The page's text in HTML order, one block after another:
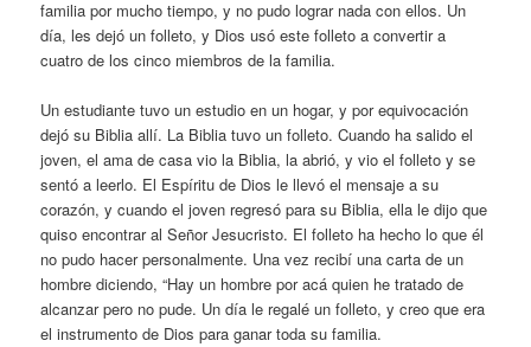
familia por mucho tiempo, y no pudo lograr nada con ellos. Un
día, les dejó un folleto, y Dios usó este folleto a convertir a
cuatro de los cinco miembros de la familia.
Un estudiante tuvo un estudio en un hogar, y por equivocación
dejó su Biblia allí. La Biblia tuvo un folleto. Cuando ha salido el
joven, el ama de casa vio la Biblia, la abrió, y vio el folleto y se
sentó a leerlo. El Espíritu de Dios le llevó el mensaje a su
corazón, y cuando el joven regresó para su Biblia, ella le dijo que
quiso encontrar al Señor Jesucristo. El folleto ha hecho lo que él
no pudo hacer personalmente. Una vez recibí una carta de un
hombre diciendo, “Hay un hombre por acá quien he tratado de
alcanzar pero no pude. Un día le regalé un folleto, y creo que era
el instrumento de Dios para ganar toda su familia.